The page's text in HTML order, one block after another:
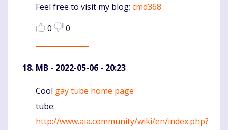
Feel free to visit my blog; cmd368
0
0
MB - 2022-05-06 - 20:23
Komentaras
Cool gay tube home page
tube:
http://www.aia.community/wiki/en/index.php?